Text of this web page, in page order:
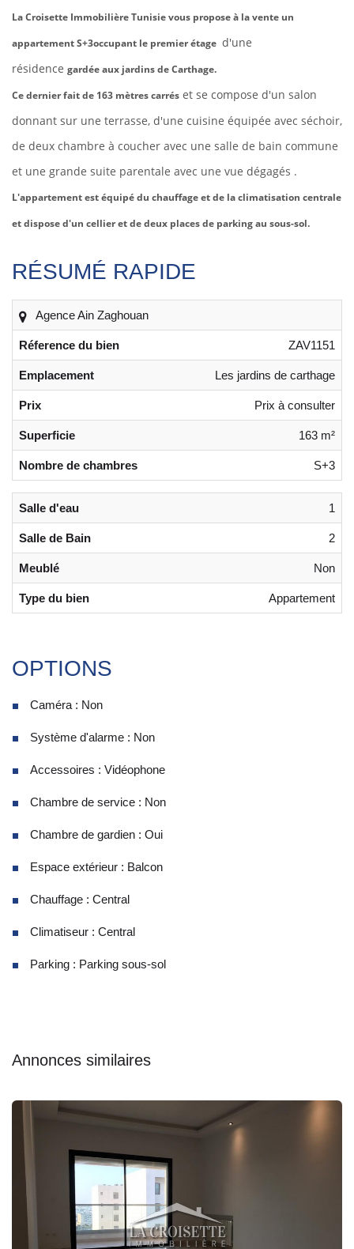
La Croisette Immobilière Tunisie vous propose à la vente un
appartement S+3occupant le premier étage d'une
résidence gardée aux jardins de Carthage.
Ce dernier fait de 163 mètres carrés et se compose d'un salon
donnant sur une terrasse, d'une cuisine équipée avec séchoir,
de deux chambre à coucher avec une salle de bain commune
et une grande suite parentale avec une vue dégagés .
L'appartement est équipé du chauffage et de la climatisation centrale
et dispose d'un cellier et de deux places de parking au sous-sol.
RÉSUMÉ RAPIDE
Agence Ain Zaghouan
Réference du bien ZAV1151
Emplacement Les jardins de carthage
Prix Prix à consulter
Superficie 163 m²
Nombre de chambres S+3
Salle d'eau 1
Salle de Bain 2
Meublé Non
Type du bien Appartement
OPTIONS
Caméra : Non
Système d'alarme : Non
Accessoires : Vidéophone
Chambre de service : Non
Chambre de gardien : Oui
Espace extérieur : Balcon
Chauffage : Central
Climatiseur : Central
Parking : Parking sous-sol
Annonces similaires